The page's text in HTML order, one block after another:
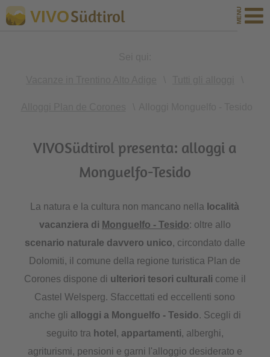
VIVOSüdtirol
VIVOSüdtirol presenta: alloggi a
Monguelfo-Tesido
La natura e la cultura non mancano nella località
vacanziera di Monguelfo - Tesido: oltre allo
scenario naturale davvero unico, circondato dalle
Dolomiti, il comune della regione turistica Plan de
Corones dispone di ulteriori tesori culturali come il
Castel Welsperg. Sfaccettati ed eccellenti sono
anche gli alloggi a Monguelfo - Tesido. Scegli di
seguito tra hotel , appartamenti, alberghi,
agriturismi, pensioni e garni l'alloggio desiderato e